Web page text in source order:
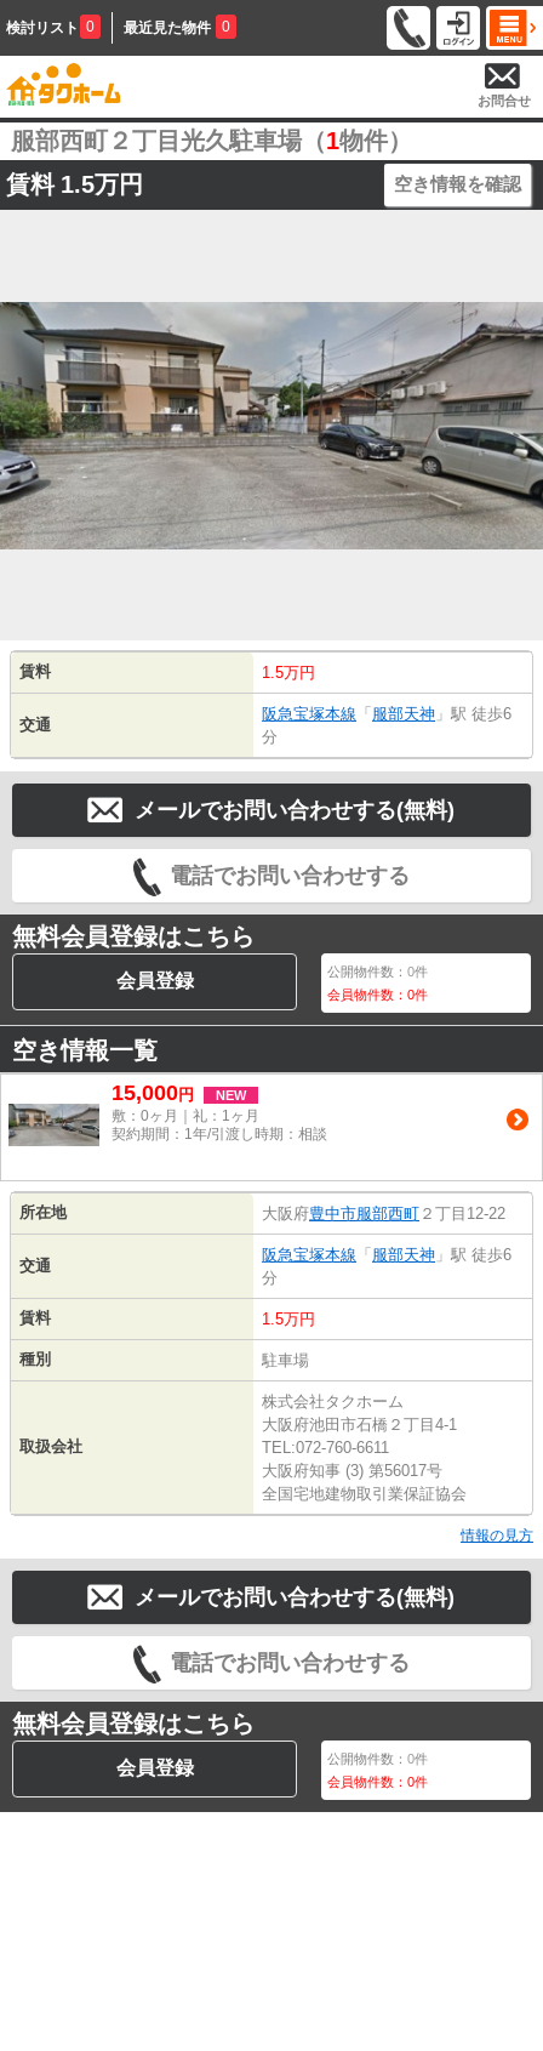
検討リスト 0 最近見た物件 0
お問合せ
服部西町２丁目光久駐車場（1物件）
賃料 1.5万円 空き情報を確認
賃料 1.5万円
交通
阪急宝塚本線 「 服部天神 」駅 徒歩6
分
メールでお問い合わせする(無料)
電話でお問い合わせする
無料会員登録はこちら
会員登録 公開物件数：0件
会員物件数：0件
空き情報一覧
15,000円 NEW
敷：0ヶ月｜礼：1ヶ月
契約期間：1年/引渡し時期：相談
所在地 大阪府豊中市服部西町 ２丁目12-22
交通
阪急宝塚本線 「 服部天神 」駅 徒歩6
分
賃料 1.5万円
種別 駐車場
取扱会社
株式会社タクホーム
大阪府池田市石橋２丁目4-1
TEL:072-760-6611
大阪府知事 (3) 第56017号
全国宅地建物取引業保証協会
情報の見方
メールでお問い合わせする(無料)
電話でお問い合わせする
無料会員登録はこちら
会員登録 公開物件数：0件
会員物件数：0件